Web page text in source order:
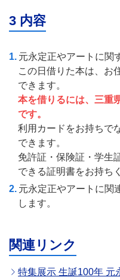
3 内容
元永定正やアートに関
この日借りた本は、お
できます。
本を借りるには、三重
です。
利用カードをお持ちで
できます。
免許証・保険証・学生
できる証明書をお持ち
元永定正やアートに関
します。
関連リンク
特集展示 生誕100年 元